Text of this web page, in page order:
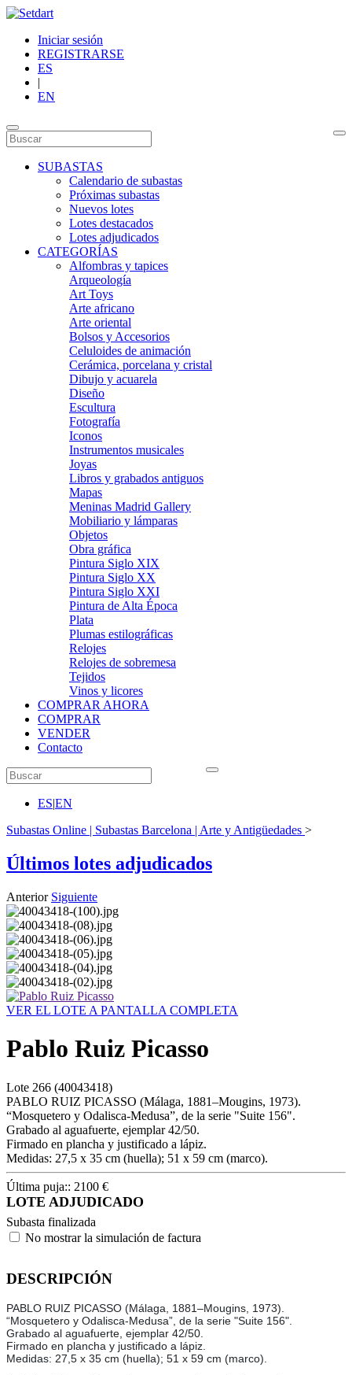
Iniciar sesión
REGISTRARSE
ES
|
EN
SUBASTAS
Calendario de subastas
Próximas subastas
Nuevos lotes
Lotes destacados
Lotes adjudicados
CATEGORÍAS
Alfombras y tapices
Arqueología
Art Toys
Arte africano
Arte oriental
Bolsos y Accesorios
Celuloides de animación
Cerámica, porcelana y cristal
Dibujo y acuarela
Diseño
Escultura
Fotografía
Iconos
Instrumentos musicales
Joyas
Libros y grabados antiguos
Mapas
Meninas Madrid Gallery
Mobiliario y lámparas
Objetos
Obra gráfica
Pintura Siglo XIX
Pintura Siglo XX
Pintura Siglo XXI
Pintura de Alta Época
Plata
Plumas estilográficas
Relojes
Relojes de sobremesa
Tejidos
Vinos y licores
COMPRAR AHORA
COMPRAR
VENDER
Contacto
ES|EN
Subastas Online | Subastas Barcelona | Arte y Antigüedades >
Últimos lotes adjudicados
Anterior Siguiente
VER EL LOTE A PANTALLA COMPLETA
Pablo Ruiz Picasso
Lote 266 (40043418)
PABLO RUIZ PICASSO (Málaga, 1881–Mougins, 1973).
“Mosquetero y Odalisca-Medusa”, de la serie "Suite 156".
Grabado al aguafuerte, ejemplar 42/50.
Firmado en plancha y justificado a lápiz.
Medidas: 27,5 x 35 cm (huella); 51 x 59 cm (marco).
Última puja:: 2100 €
LOTE ADJUDICADO
Subasta finalizada
No mostrar la simulación de factura
DESCRIPCIÓN
PABLO RUIZ PICASSO (Málaga, 1881–Mougins, 1973).
“Mosquetero y Odalisca-Medusa”, de la serie "Suite 156".
Grabado al aguafuerte, ejemplar 42/50.
Firmado en plancha y justificado a lápiz.
Medidas: 27,5 x 35 cm (huella); 51 x 59 cm (marco).